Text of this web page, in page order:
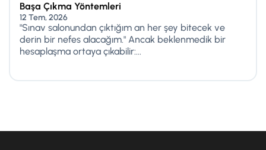
Başa Çıkma Yöntemleri
12 Tem, 2026
"Sınav salonundan çıktığım an her şey bitecek ve
derin bir nefes alacağım." Ancak beklenmedik bir
hesaplaşma ortaya çıkabilir:...